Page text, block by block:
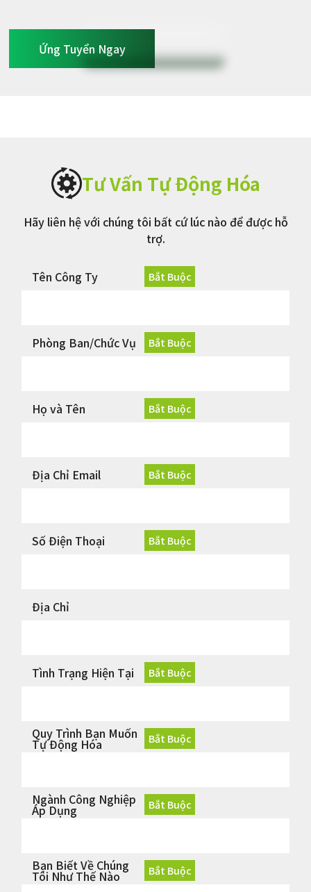
Ứng Tuyển Ngay
Ứng Tuyển Ngay
Tư Vấn Tự Động Hóa
Hãy liên hệ với chúng tôi bất cứ lúc nào để được hỗ
trợ.
Tên Công Ty
Phòng Ban/Chức Vụ
Họ và Tên
Địa Chỉ Email
Số Điện Thoại
Địa Chỉ
Tình Trạng Hiện Tại
Quy Trình Bạn Muốn
Tự Động Hóa
Ngành Công Nghiệp
Áp Dụng
Bạn Biết Về Chúng
Tôi Như Thế Nào